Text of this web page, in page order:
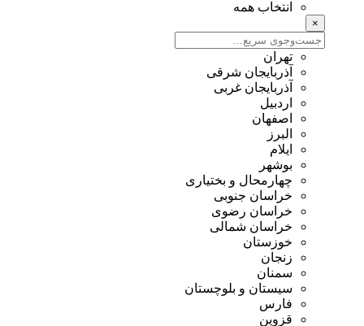
انتخاب همه
×
تهران
آذربایجان شرقی
آذربایجان غربی
اردبیل
اصفهان
البرز
ایلام
بوشهر
چهارمحال و بختیاری
خراسان جنوبی
خراسان رضوی
خراسان شمالی
خوزستان
زنجان
سمنان
سیستان و بلوچستان
فارس
قزوین